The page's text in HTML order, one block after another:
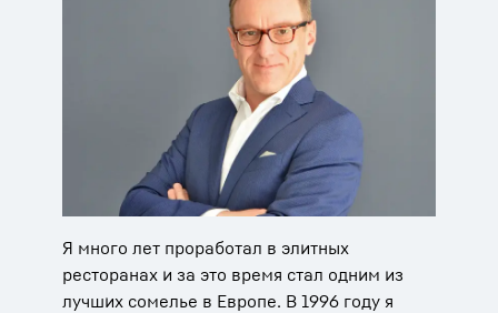
Я много лет проработал в элитных
ресторанах и за это время стал одним из
лучших сомелье в Европе. В 1996 году я